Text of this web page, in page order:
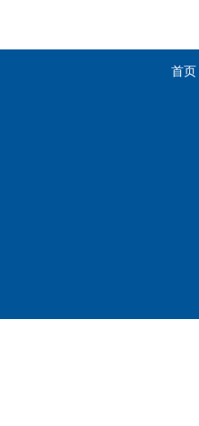
首页